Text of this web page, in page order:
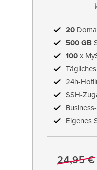
20
500 GB
100 x
24h-
SSH-
Eigenes
24,95 €